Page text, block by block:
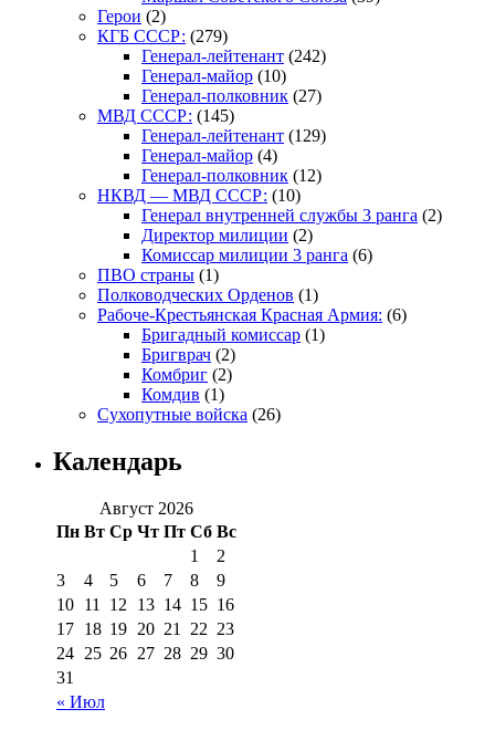
Герои (2)
КГБ СССР: (279)
Генерал-лейтенант (242)
Генерал-майор (10)
Генерал-полковник (27)
МВД СССР: (145)
Генерал-лейтенант (129)
Генерал-майор (4)
Генерал-полковник (12)
НКВД — МВД СССР: (10)
Генерал внутренней службы 3 ранга (2)
Директор милиции (2)
Комиссар милиции 3 ранга (6)
ПВО страны (1)
Полководческих Орденов (1)
Рабоче-Крестьянская Красная Армия: (6)
Бригадный комиссар (1)
Бригврач (2)
Комбриг (2)
Комдив (1)
Сухопутные войска (26)
Календарь
Август 2026
Пн Вт Ср Чт Пт Сб Вс
« Июл
1
2
3
4 5 6 7 8
9
10 11 12 13 14 15 16
17 18 19 20 21 22 23
24 25 26 27 28 29 30
31